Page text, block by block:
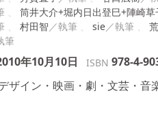
筒井大介+堀内日出登巳+陣崎草
村田智 sie
年10月10日 ISBN 978-4-
ザイン・映画・劇・文芸・音